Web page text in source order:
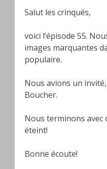
Salut les crinqués,
voici l’épisode 55.
images marquantes
populaire.
Nous avions un
Boucher.
Nous terminons avec
éteint!
Bonne écoute!